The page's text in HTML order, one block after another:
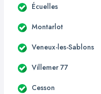
Écuelles
Montarlot
Veneux-les-Sablons
Villemer 77
Cesson